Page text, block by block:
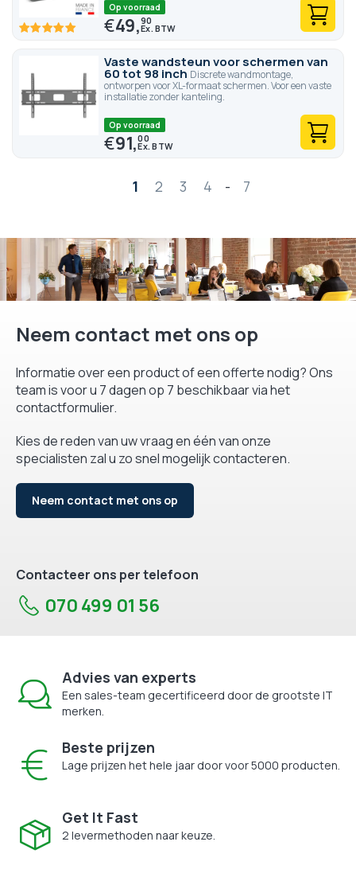
100 100
Op voorraad
€49,90
Vaste wandsteun voor schermen van
60 tot 98 inch Discrete wandmontage,
ontworpen voor XL-formaat schermen. Voor een vaste
installatie zonder kanteling.
Op voorraad
€91,00
Pagina1 2 3 4 - 7
Neem contact met ons op
Informatie over een product of een offerte nodig? Ons
team is voor u 7 dagen op 7 beschikbaar via het
contactformulier.
Kies de reden van uw vraag en één van onze
specialisten zal u zo snel mogelijk contacteren.
Neem contact met ons op
Contacteer ons per telefoon
070 499 01 56
Advies van experts
Een sales-team gecertificeerd door de grootste IT
merken.
Beste prijzen
Lage prijzen het hele jaar door voor 5000 producten.
Get It Fast
2 levermethoden naar keuze.